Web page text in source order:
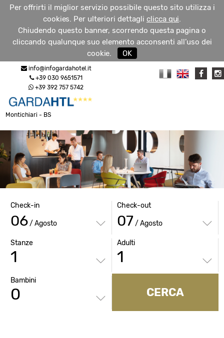
Per offrirti il miglior servizio possibile questo sito utilizza i
cookies. Per ulteriori dettagli clicca qui.
Chiudendo questo banner, scorrendo questa pagina o
cliccando qualunque suo elemento acconsenti all’uso dei
cookie.
OK
Montichiari - BS
info@infogardahotel.it
+39 030 9651571
+39 392 757 5742
Check-in
06/ Agosto
Check-out
07 / Agosto
Stanze Adulti
Bambini
CERCA